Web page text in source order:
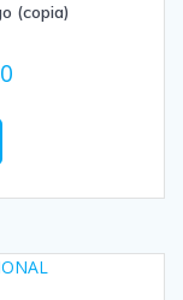
(copia)
El
$3.200.000.